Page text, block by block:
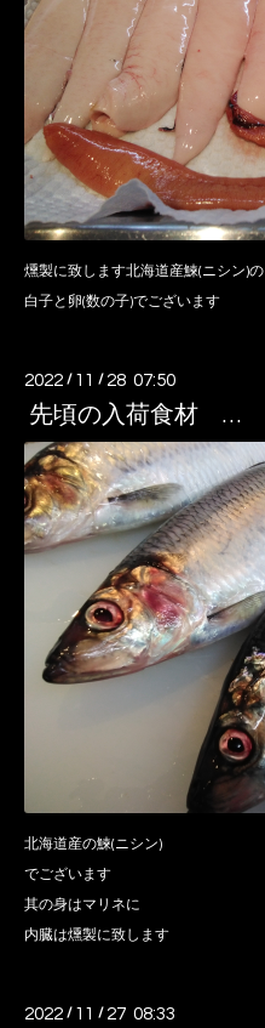
燻製に致します北海道産鰊(ニシン)の
白子と卵(数の子)でございます
2022 / 11 / 28 07:50
先頃の入荷食材 …
北海道産の鰊(ニシン)
でございます
其の身はマリネに
内臓は燻製に致します
2022 / 11 / 27 08:33